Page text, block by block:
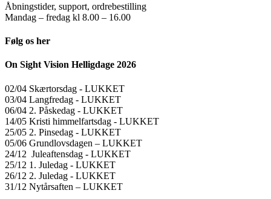
Åbningstider, support, ordrebestilling
Mandag – fredag kl 8.00 – 16.00
Følg os her
On Sight Vision Helligdage 2026
02/04 Skærtorsdag ​​- LUKKET
03/04 Langfredag ​​- LUKKET
06/04 2. Påskedag ​​- LUKKET
14/05 Kristi himmelfartsdag ​​- LUKKET
25/05 2. Pinsedag ​​- LUKKET
05/06 Grundlovsdagen – LUKKET
24/12 Juleaftensdag ​​- LUKKET
25/12 1. Juledag ​​- LUKKET
26/12 2. Juledag ​​- LUKKET
31/12 Nytårsaften – LUKKET